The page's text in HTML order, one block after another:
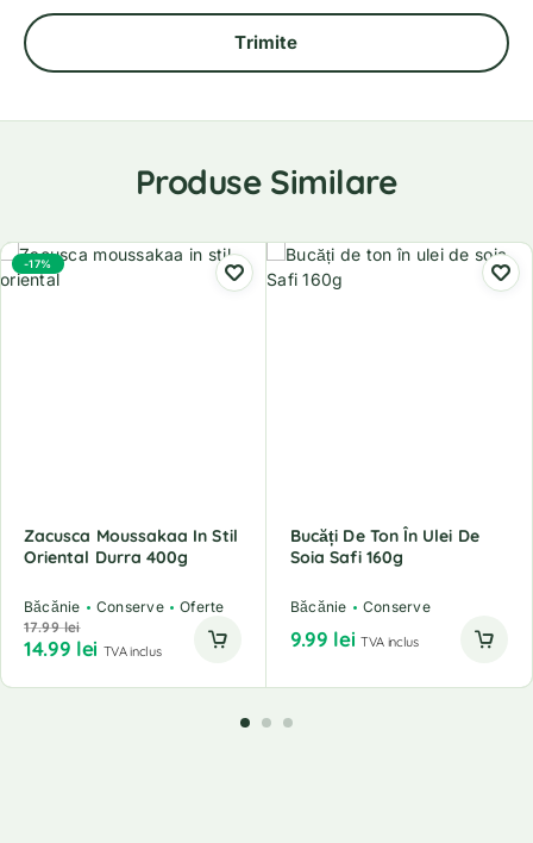
Produse Similare
-17%
Zacusca Moussakaa In Stil
Oriental Durra 400g
Băcănie Conserve
Oferte
17.99lei
14.99 lei TVA inclus
Bucăți De Ton În Ulei De
Soia Safi 160g
Băcănie Conserve
9.99 lei TVA inclus